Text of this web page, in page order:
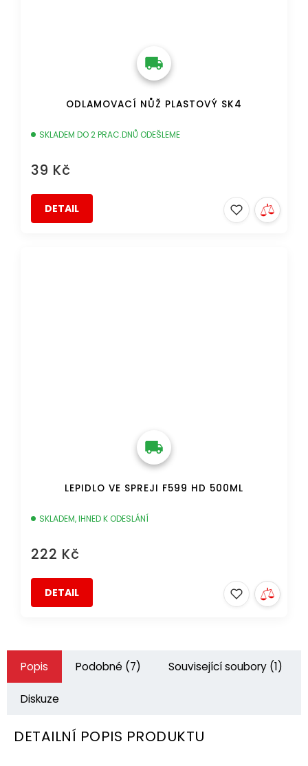
ODLAMOVACÍ NŮŽ PLASTOVÝ SK4
SKLADEM DO 2 PRAC.DNŮ ODEŠLEME
39 Kč
DETAIL
LEPIDLO VE SPREJI F599 HD 500ML
SKLADEM, IHNED K ODESLÁNÍ
222 Kč
DETAIL
Popis Podobné (7) Související soubory (1)
Diskuze
DETAILNÍ POPIS PRODUKTU